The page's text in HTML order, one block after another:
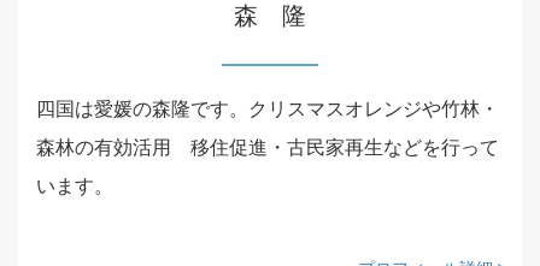
森 隆
四国は愛媛の森隆です。クリスマスオレンジや竹林・
森林の有効活用 移住促進・古民家再生などを行って
います。